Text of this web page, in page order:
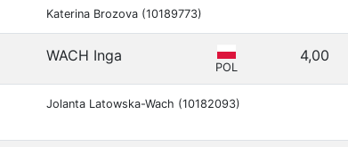
Katerina Brozova (10189773)
WACH Inga
POL
4,00
Jolanta Latowska-Wach (10182093)